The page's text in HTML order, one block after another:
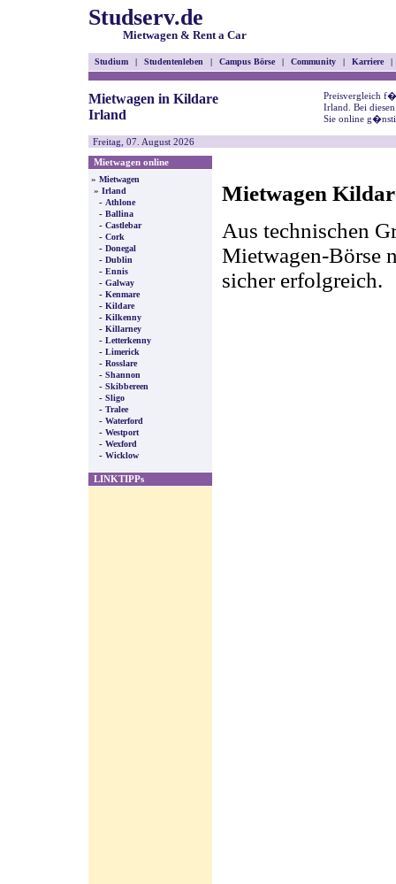
Studserv.de
Mietwagen & Rent a Car
Studium | Studentenleben | Campus Börse | Community | Karriere |
Mietwagen in Kildare
Irland
Preisvergleich
Irland. Bei
Sie online
Freitag, 07. August 2026
Mietwagen online
» Mietwagen
» Irland
- Athlone
- Ballina
- Castlebar
- Cork
- Donegal
- Dublin
- Ennis
- Galway
- Kenmare
- Kildare
- Kilkenny
- Killarney
- Letterkenny
- Limerick
- Rosslare
- Shannon
- Skibbereen
- Sligo
- Tralee
- Waterford
- Westport
- Wexford
- Wicklow
LINKTIPPs
Mietwagen
Aus technischen
Mietwagen-Börse
sicher erfolgreich.